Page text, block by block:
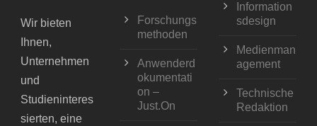
Wir bieten
Ihnen,
Unternehmen
und
Studieninteres
sierten, eine
Forschungs
methoden
Anwenderd
okumentati
on –
Just.On
Information
sdesign
Medienman
agement
Technische
Redaktion